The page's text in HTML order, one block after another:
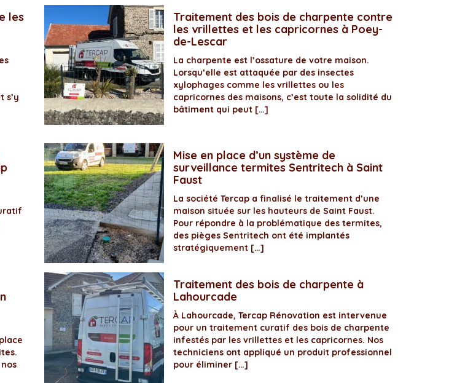
les
s’y
Traitement des bois de charpente contre
les vrillettes et les capricornes à Poey-
de-Lescar
La charpente est l’ossature de votre maison.
Lorsqu’elle est attaquée par des insectes
xylophages comme les vrillettes ou les
capricornes des maisons, c’est toute la solidité du
bâtiment qui peut […]
Mise en place d’un système de
surveillance termites Sentritech à Saint
Faust
La société Tercap a finalisé le traitement d’une
maison située sur les hauteurs de Saint Faust.
Pour répondre à la problématique des termites,
des pièges Sentritech ont été implantés
stratégiquement […]
Traitement des bois de charpente à
Lahourcade
À Lahourcade, Tercap Rénovation est intervenue
pour un traitement curatif des bois de charpente
infestés par les vrillettes et les capricornes. Nos
techniciens ont appliqué un produit professionnel
pour éliminer […]